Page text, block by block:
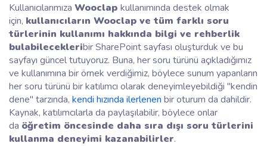
Kullanıcılarımıza Wooclap kullanımında destek olmak
için, kullanıcıların Wooclap ve tüm farklı soru
türlerinin kullanımı hakkında bilgi ve rehberlik
bulabilecekleribir SharePoint sayfası oluşturduk ve bu
sayfayı güncel tutuyoruz. Buna, her soru türünü açıkladığımız
ve kullanımına bir örnek verdiğimiz, böylece sunum yapanların
her soru türünü bir katılımcı olarak deneyimleyebildiği "kendin
dene" tarzında, kendi hızında ilerlenen bir oturum da dahildir.
Kaynak, katılımcılarla da paylaşılabilir, böylece onlar
da öğretim öncesinde daha sıra dışı soru türlerini
kullanma deneyimi kazanabilirler.